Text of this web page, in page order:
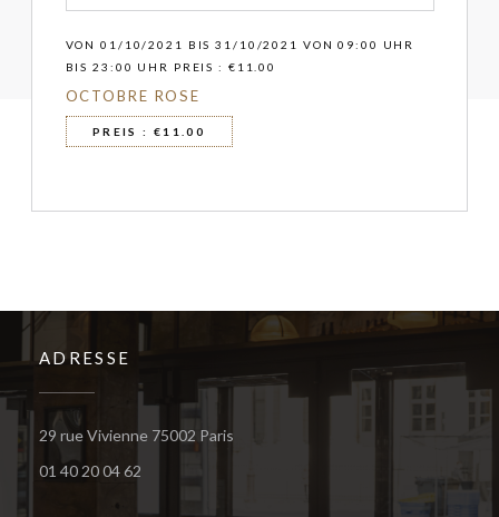
VON 01/10/2021 BIS 31/10/2021 VON 09:00 UHR
BIS 23:00 UHR PREIS : €11.00
OCTOBRE ROSE
PREIS : €11.00
ADRESSE
29 rue Vivienne 75002 Paris
01 40 20 04 62